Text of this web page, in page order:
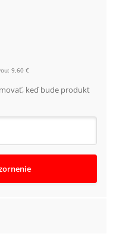
9,60 €
keď bude produkt